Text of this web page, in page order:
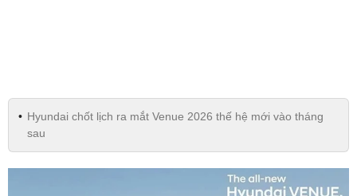
Hyundai chốt lịch ra mắt Venue 2026 thế hệ mới vào tháng
sau